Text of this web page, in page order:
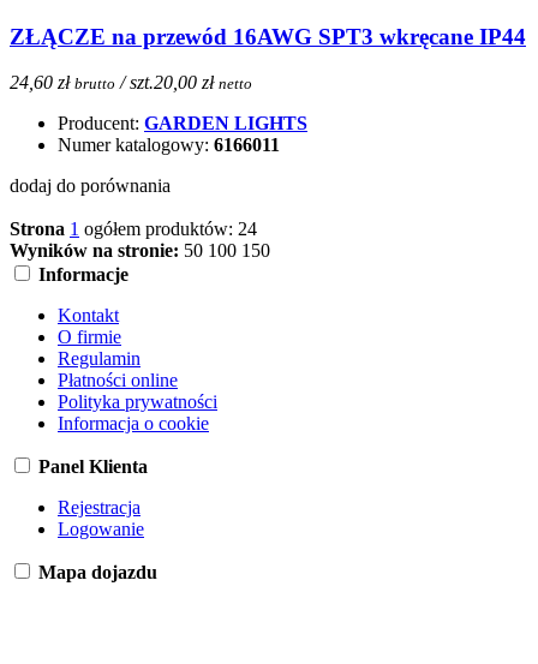
ZŁĄCZE na przewód 16AWG SPT3 wkręcane IP44
24,60 zł brutto / szt.20,00 zł netto
Producent: GARDEN LIGHTS
Numer katalogowy: 6166011
dodaj do porównania
Strona 1 ogółem produktów: 24
Wyników na stronie: 50 100 150
Informacje
Kontakt
O firmie
Regulamin
Płatności online
Polityka prywatności
Informacja o cookie
Panel Klienta
Rejestracja
Logowanie
Mapa dojazdu